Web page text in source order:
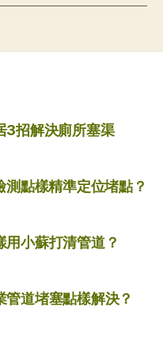
3招解決廁所塞渠
點樣精準定位堵點？
小蘇打清管道？
道堵塞點樣解決？